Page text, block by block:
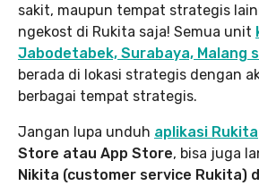
sakit, maupun tempat strategis
ngekost di Rukita saja! Semua unit
Jabodetabek, Surabaya, Malang
berada di lokasi strategis dengan
berbagai tempat strategis.
Jangan lupa unduh aplikasi Rukita
Store atau App Store, bisa juga
Nikita (customer service Rukita)